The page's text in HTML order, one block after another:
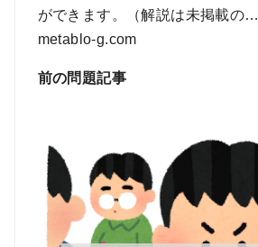
ができます。（解説は未掲載の…
metablo-g.com
前の問題記事